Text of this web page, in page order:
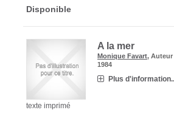
Disponible
texte imprimé
A la mer
Monique Favart,
1984
Plus